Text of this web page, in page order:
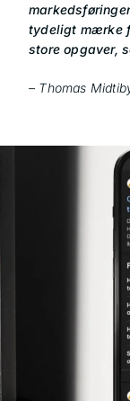
tydeligt mærke
store opgaver,
– Thomas